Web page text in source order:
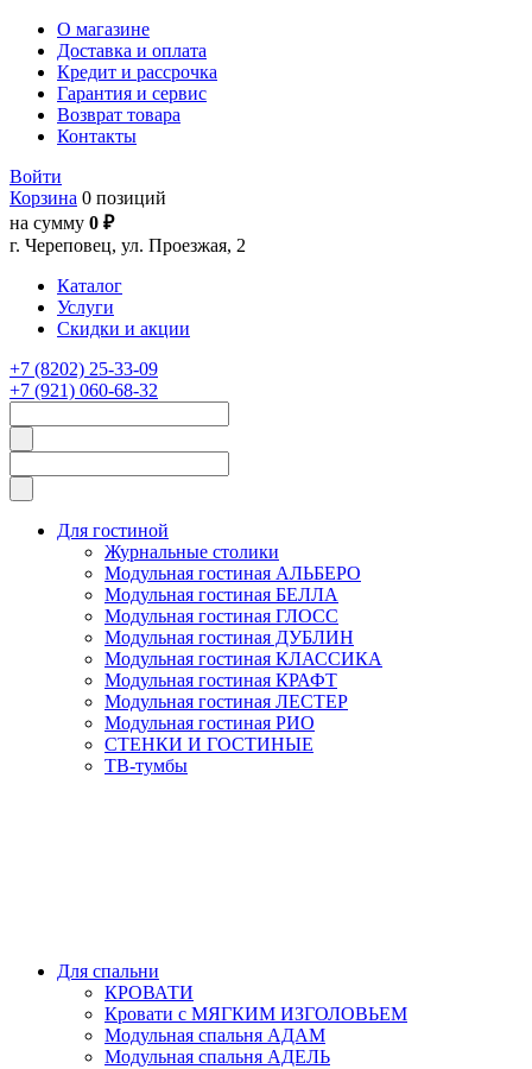
О магазине
Доставка и оплата
Кредит и рассрочка
Гарантия и сервис
Возврат товара
Контакты
Войти
Корзина 0 позиций
на сумму 0 ₽
г. Череповец, ул. Проезжая, 2
Каталог
Услуги
Скидки и акции
+7 (8202) 25-33-09
+7 (921) 060-68-32
Для гостиной
Журнальные столики
Модульная гостиная АЛЬБЕРО
Модульная гостиная БЕЛЛА
Модульная гостиная ГЛОСС
Модульная гостиная ДУБЛИН
Модульная гостиная КЛАССИКА
Модульная гостиная КРАФТ
Модульная гостиная ЛЕСТЕР
Модульная гостиная РИО
СТЕНКИ И ГОСТИНЫЕ
ТВ-тумбы
Для спальни
КРОВАТИ
Кровати с МЯГКИМ ИЗГОЛОВЬЕМ
Модульная спальня АДАМ
Модульная спальня АДЕЛЬ